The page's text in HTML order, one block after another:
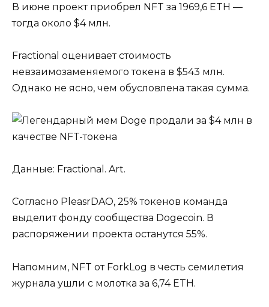
В июне проект приобрел NFT за 1969,6 ETH —
тогда около $4 млн.
Fractional оценивает стоимость
невзаимозаменяемого токена в $543 млн.
Однако не ясно, чем обусловлена такая сумма.
Данные: Fractional. Art.
Согласно PleasrDAO, 25% токенов команда
выделит фонду сообщества Dogecoin. В
распоряжении проекта останутся 55%.
Напомним, NFT от ForkLog в честь семилетия
журнала ушли с молотка за 6,74 ETH.